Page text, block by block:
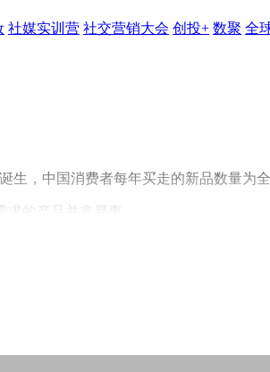
社媒实训营 社交营销大会 创投+ 数聚 全
，中国消费者每年买走的新品数量为全
的产品并非易事。